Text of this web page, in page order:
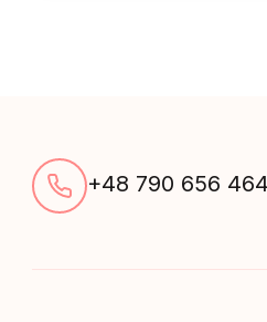
+48 790 656 464